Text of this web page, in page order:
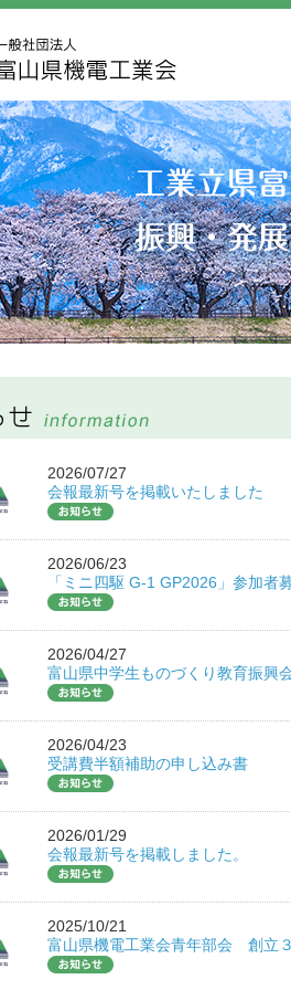
2026/07/27
会報最新号を掲載いたしました
2026/06/23
「ミニ四駆 G-1 GP2026」参加者
2026/04/27
富山県中学生ものづくり教育振興
2026/04/23
受講費半額補助の申し込み書
2026/01/29
会報最新号を掲載しました。
2025/10/21
富山県機電工業会青年部会 創立